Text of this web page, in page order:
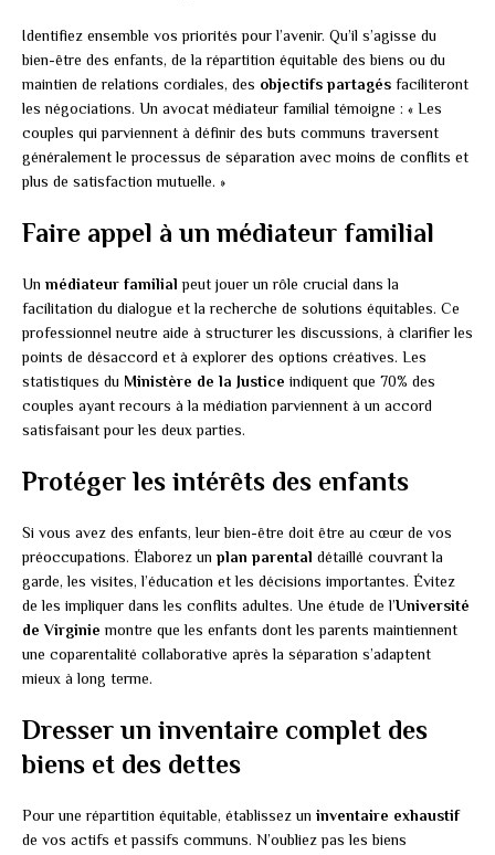
Identifiez ensemble vos priorités pour l’avenir. Qu’il s’agisse du
bien-être des enfants, de la répartition équitable des biens ou du
maintien de relations cordiales, des objectifs partagés faciliteront
les négociations. Un avocat médiateur familial témoigne : « Les
couples qui parviennent à définir des buts communs traversent
généralement le processus de séparation avec moins de conflits et
plus de satisfaction mutuelle. »
Faire appel à un médiateur familial
Un médiateur familial peut jouer un rôle crucial dans la
facilitation du dialogue et la recherche de solutions équitables. Ce
professionnel neutre aide à structurer les discussions, à clarifier les
points de désaccord et à explorer des options créatives. Les
statistiques du Ministère de la Justice indiquent que 70% des
couples ayant recours à la médiation parviennent à un accord
satisfaisant pour les deux parties.
Protéger les intérêts des enfants
Si vous avez des enfants, leur bien-être doit être au cœur de vos
préoccupations. Élaborez un plan parental détaillé couvrant la
garde, les visites, l’éducation et les décisions importantes. Évitez
de les impliquer dans les conflits adultes. Une étude de l’Université
de Virginie montre que les enfants dont les parents maintiennent
une coparentalité collaborative après la séparation s’adaptent
mieux à long terme.
Dresser un inventaire complet des
biens et des dettes
Pour une répartition équitable, établissez un inventaire exhaustif
de vos actifs et passifs communs. N’oubliez pas les biens